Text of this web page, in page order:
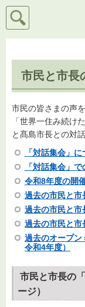
検索
市民と市長
市民の皆さまの声
「世界一住み続け
と髙島市長との対
「対話集会」
「対話集会」
令和8年度の開
過去の市民と市
過去の市民と市
過去の市民と市
過去のオープン
令和4年度）
市民と市長の
ージ）